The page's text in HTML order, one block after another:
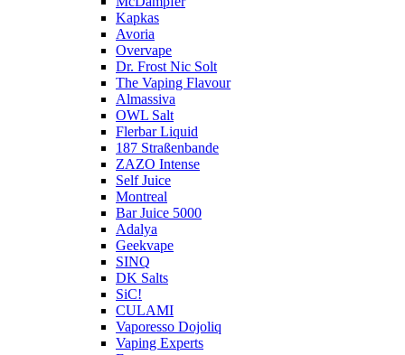
Kapkas
Avoria
Overvape
Dr. Frost Nic Solt
The Vaping Flavour
Almassiva
OWL Salt
Flerbar Liquid
187 Straßenbande
ZAZO Intense
Self Juice
Montreal
Bar Juice 5000
Adalya
Geekvape
SINQ
DK Salts
SiC!
CULAMI
Vaporesso Dojoliq
Vaping Experts